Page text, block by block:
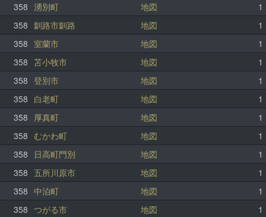
358 湧別町 地図
1
358 釧路市釧路 地図
1
358 室蘭市 地図
1
358 苫小牧市 地図
1
358 登別市 地図
1
358 白老町 地図
1
358 厚真町 地図
1
358 むかわ町 地図
1
358
日高町門別 地図
1
358 五所川原市 地図
1
358 中泊町 地図
1
358 つがる市 地図
1